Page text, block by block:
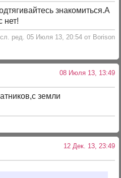
знакомиться.А
нет!
ред. 05 Июля 13, 20:54 от Borison
08 Июля 13, 13:49
земли
12 Дек. 13, 23:49